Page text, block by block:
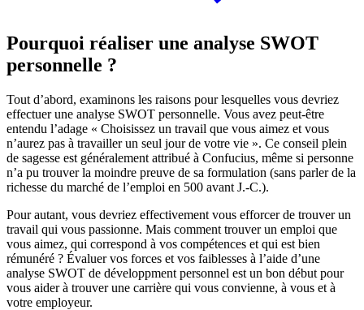
Pourquoi réaliser une analyse SWOT
personnelle ?
Tout d’abord, examinons les raisons pour lesquelles vous devriez
effectuer une analyse SWOT personnelle. Vous avez peut-être
entendu l’adage « Choisissez un travail que vous aimez et vous
n’aurez pas à travailler un seul jour de votre vie ». Ce conseil plein
de sagesse est généralement attribué à Confucius, même si personne
n’a pu trouver la moindre preuve de sa formulation (sans parler de la
richesse du marché de l’emploi en 500 avant J.-C.).
Pour autant, vous devriez effectivement vous efforcer de trouver un
travail qui vous passionne. Mais comment trouver un emploi que
vous aimez, qui correspond à vos compétences et qui est bien
rémunéré ? Évaluer vos forces et vos faiblesses à l’aide d’une
analyse SWOT de développment personnel est un bon début pour
vous aider à trouver une carrière qui vous convienne, à vous et à
votre employeur.